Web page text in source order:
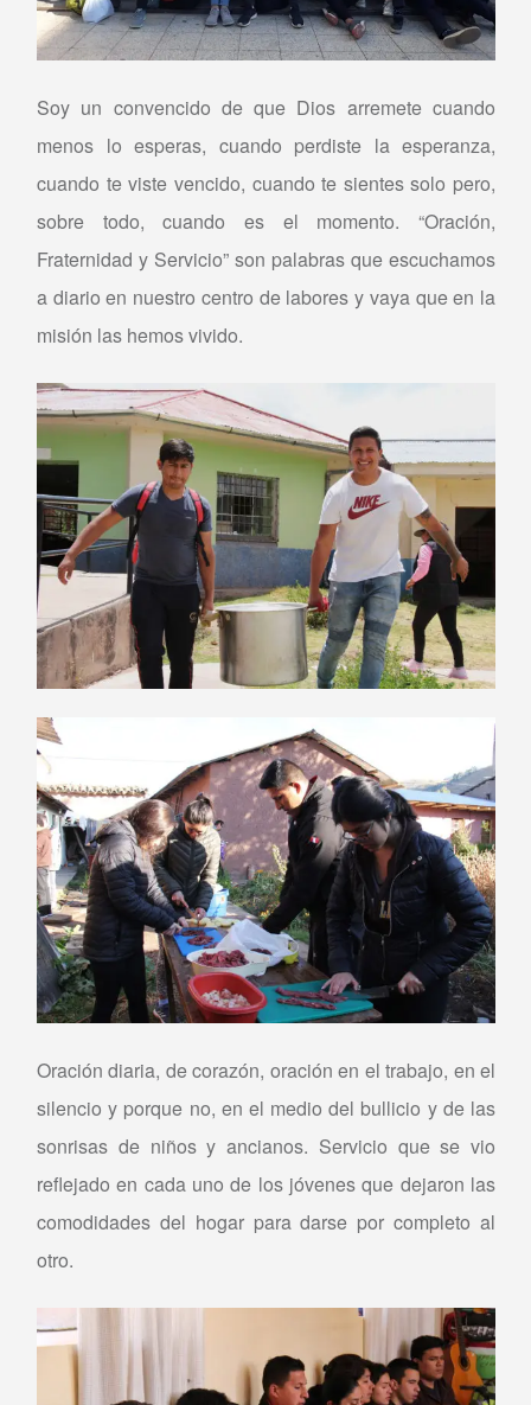
Soy un convencido de que Dios arremete cuando
menos lo esperas, cuando perdiste la esperanza,
cuando te viste vencido, cuando te sientes solo pero,
sobre todo, cuando es el momento. “Oración,
Fraternidad y Servicio” son palabras que escuchamos
a diario en nuestro centro de labores y vaya que en la
misión las hemos vivido.
Oración diaria, de corazón, oración en el trabajo, en el
silencio y porque no, en el medio del bullicio y de las
sonrisas de niños y ancianos. Servicio que se vio
reflejado en cada uno de los jóvenes que dejaron las
comodidades del hogar para darse por completo al
otro.